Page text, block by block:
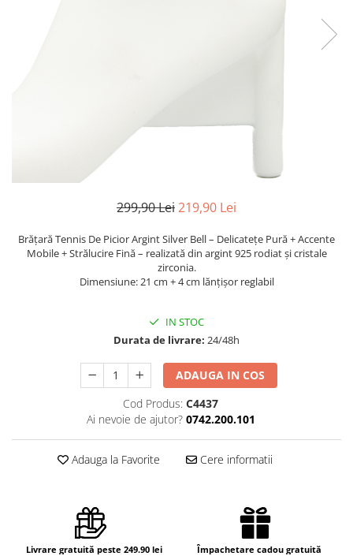
299,90 Lei219,90 Lei
Brățară Tennis De Picior Argint Silver Bell – Delicatețe Pură + Accente
Mobile + Strălucire Fină – realizată din argint 925 rodiat și cristale
zirconia.
Dimensiune: 21 cm + 4 cm lănțișor reglabil
IN STOC
Durata de livrare: 24/48h
ADAUGA IN COS
Cod Produs: C4437
Ai nevoie de ajutor? 0742.200.101
Adauga la Favorite Cere informatii
Livrare gratuită peste 249.90 lei Împachetare cadou gratuită